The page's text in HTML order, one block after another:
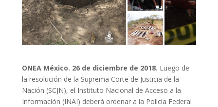
ONEA México. 26 de diciembre de 2018. Luego de
la resolución de la Suprema Corte de Justicia de la
Nación (SCJN), el Instituto Nacional de Acceso a la
Información (INAI) deberá ordenar a la Policía Federal